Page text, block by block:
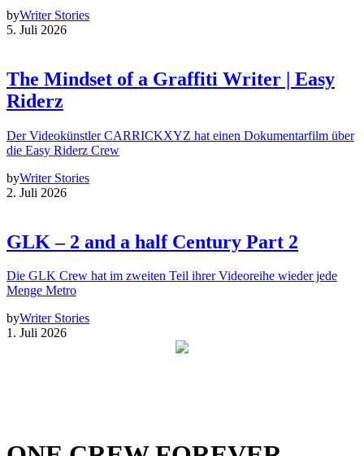
byWriter Stories
5. Juli 2026
The Mindset of a Graffiti Writer | Easy
Riderz
Der Videokünstler CARRICKXYZ hat einen Dokumentarfilm über
die Easy Riderz Crew
byWriter Stories
2. Juli 2026
GLK – 2 and a half Century Part 2
Die GLK Crew hat im zweiten Teil ihrer Videoreihe wieder jede
Menge Metro
byWriter Stories
1. Juli 2026